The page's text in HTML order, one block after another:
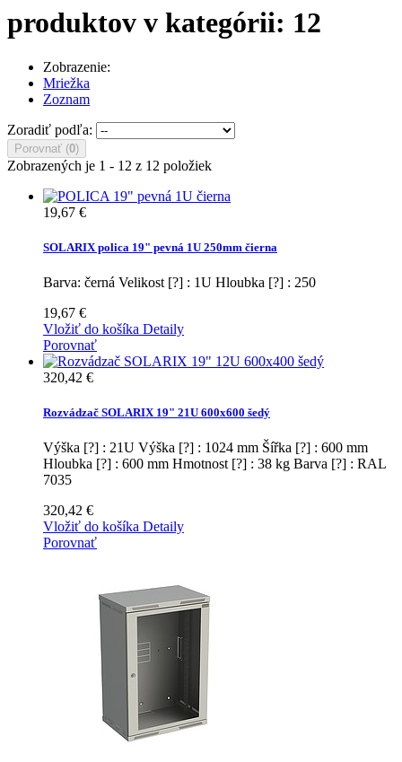
produktov v kategórii: 12
Zobrazenie:
Mriežka
Zoznam
Zoradiť podľa:
Porovnať (0)
Zobrazených je 1 - 12 z 12 položiek
19,67 €
SOLARIX polica 19" pevná 1U 250mm čierna
Barva: černá Velikost [?] : 1U Hloubka [?] : 250
19,67 €
Vložiť do košíka Detaily
Porovnať
320,42 €
Rozvádzač SOLARIX 19" 21U 600x600 šedý
Výška [?] : 21U Výška [?] : 1024 mm Šířka [?] : 600 mm
Hloubka [?] : 600 mm Hmotnost [?] : 38 kg Barva [?] : RAL
7035
320,42 €
Vložiť do košíka Detaily
Porovnať